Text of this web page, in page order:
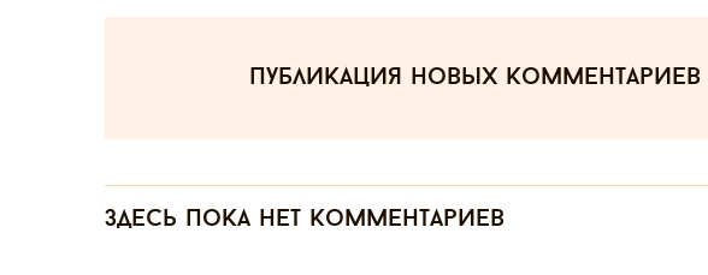
публикация новых комментариев
Здесь пока нет комментариев